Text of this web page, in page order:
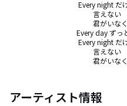
Every night だ
言えない
君がいな
Every day ずっ
Every night だ
言えない
君がいな
アーティスト情報